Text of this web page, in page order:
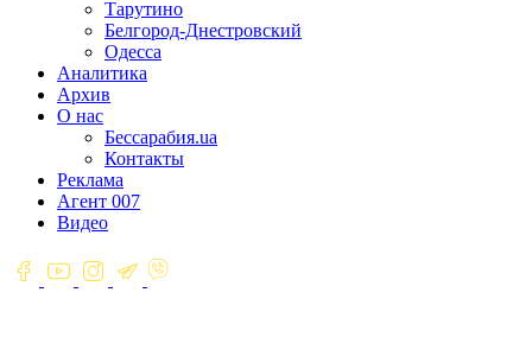
Тарутино
Белгород-Днестровский
Одесса
Аналитика
Архив
О нас
Бессарабия.ua
Контакты
Реклама
Агент 007
Видео